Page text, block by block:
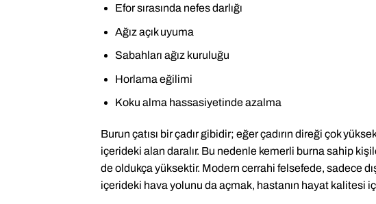
Efor sırasında nefes darlığı
Ağız açık uyuma
Sabahları ağız kuruluğu
Horlama eğilimi
Koku alma hassasiyetinde azalma
Burun çatısı bir çadır gibidir; eğer çadırın direği çok
içerideki alan daralır. Bu nedenle kemerli burna sahip
de oldukça yüksektir. Modern cerrahi felsefede, sadece
içerideki hava yolunu da açmak, hastanın hayat kalitesi